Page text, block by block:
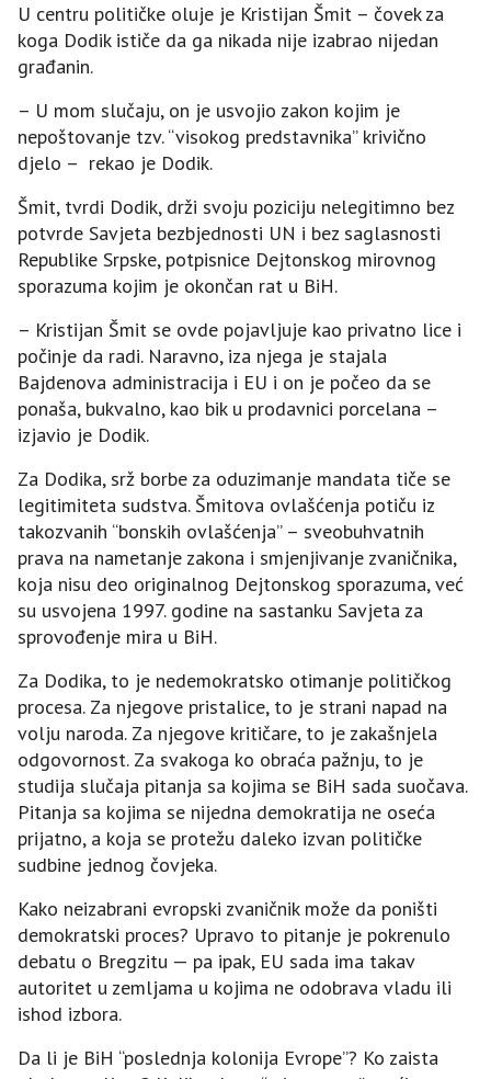
U centru političke oluje je Kristijan Šmit – čovek za
koga Dodik ističe da ga nikada nije izabrao nijedan
građanin.
– U mom slučaju, on je usvojio zakon kojim je
nepoštovanje tzv. “visokog predstavnika” krivično
djelo – rekao je Dodik.
Šmit, tvrdi Dodik, drži svoju poziciju nelegitimno bez
potvrde Savjeta bezbjednosti UN i bez saglasnosti
Republike Srpske, potpisnice Dejtonskog mirovnog
sporazuma kojim je okončan rat u BiH.
– Kristijan Šmit se ovde pojavljuje kao privatno lice i
počinje da radi. Naravno, iza njega je stajala
Bajdenova administracija i EU i on je počeo da se
ponaša, bukvalno, kao bik u prodavnici porcelana –
izjavio je Dodik.
Za Dodika, srž borbe za oduzimanje mandata tiče se
legitimiteta sudstva. Šmitova ovlašćenja potiču iz
takozvanih “bonskih ovlašćenja” – sveobuhvatnih
prava na nametanje zakona i smjenjivanje zvaničnika,
koja nisu deo originalnog Dejtonskog sporazuma, već
su usvojena 1997. godine na sastanku Savjeta za
sprovođenje mira u BiH.
Za Dodika, to je nedemokratsko otimanje političkog
procesa. Za njegove pristalice, to je strani napad na
volju naroda. Za njegove kritičare, to je zakašnjela
odgovornost. Za svakoga ko obraća pažnju, to je
studija slučaja pitanja sa kojima se BiH sada suočava.
Pitanja sa kojima se nijedna demokratija ne oseća
prijatno, a koja se protežu daleko izvan političke
sudbine jednog čovjeka.
Kako neizabrani evropski zvaničnik može da poništi
demokratski proces? Upravo to pitanje je pokrenulo
debatu o Bregzitu — pa ipak, EU sada ima takav
autoritet u zemljama u kojima ne odobrava vladu ili
ishod izbora.
Da li je BiH “poslednja kolonija Evrope”? Ko zaista